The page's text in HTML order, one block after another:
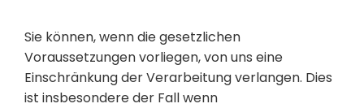
Sie können, wenn die gesetzlichen
Voraussetzungen vorliegen, von uns eine
Einschränkung der Verarbeitung verlangen. Dies
ist insbesondere der Fall wenn